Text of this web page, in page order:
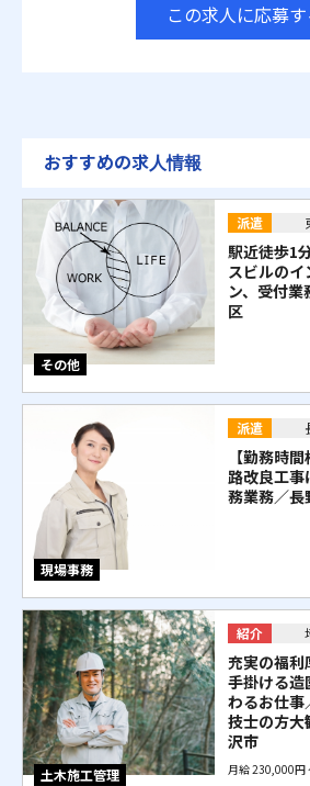
この求人に応募す
おすすめの求人情報
その他
派遣
駅近徒歩1
スビルのイ
ン、受付
区
現場事務
派遣
【勤務時
路改良工事
務業務／長
土木施工管理
紹介
充実の福利
手掛ける造
わるお仕事
技士の方大
沢市
月給 230,000円